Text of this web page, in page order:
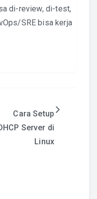
di-review, di-test,
SRE bisa kerja
Cara Setup
Server di
Linux